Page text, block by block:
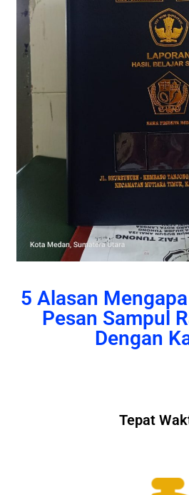
5 Alasan
Pesan Sampul
Dengan
Tepat